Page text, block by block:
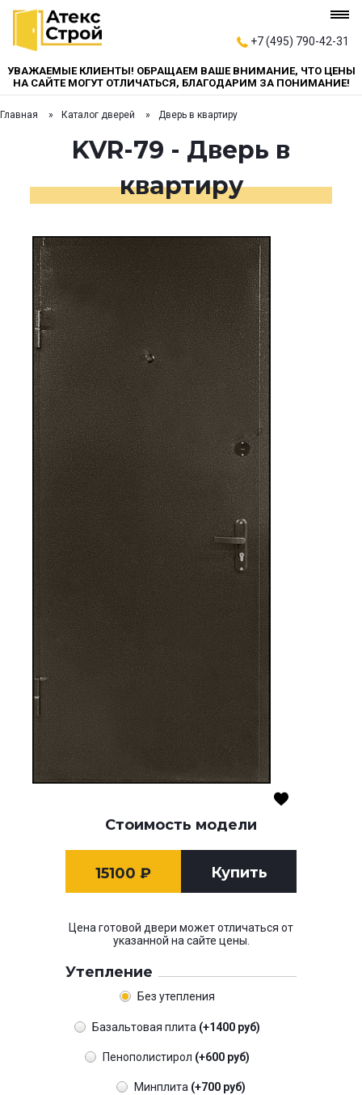
+7 (495) 790-42-31
УВАЖАЕМЫЕ КЛИЕНТЫ! ОБРАЩАЕМ ВАШЕ ВНИМАНИЕ, ЧТО ЦЕНЫ
НА САЙТЕ МОГУТ ОТЛИЧАТЬСЯ, БЛАГОДАРИМ ЗА ПОНИМАНИЕ!
Главная Каталог дверей Дверь в квартиру
KVR-79 - Дверь в
квартиру
Стоимость модели
15100 ₽ Купить
Цена готовой двери может отличаться от
указанной на сайте цены.
Утепление
Без утепления
Базальтовая плита (+1400 руб)
Пенополистирол (+600 руб)
Минплита (+700 руб)